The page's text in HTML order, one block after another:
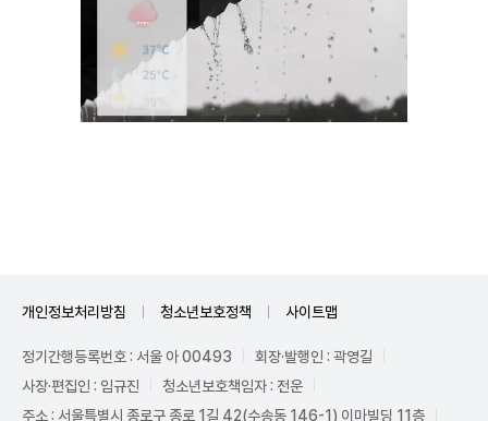
개인정보처리방침 청소년보호정책 사이트맵
정기간행등록번호 : 서울 아 00493
회장·발행인 : 곽영길
사장·편집인 : 임규진
청소년보호책임자 : 전운
주소 : 서울특별시 종로구 종로 1길 42(수송동 146-1) 이마빌딩 11층